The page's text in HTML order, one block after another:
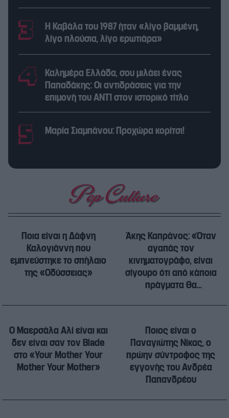
Η Καβάλα του 1987 ήταν «λίγο βαμμένη,
λίγο πλούσια, λίγο ερωτιάρα»
Καλημέρα Ελλάδα, σου μιλάει ένας
Παπαδάκης: Οι αντιδράσεις για την
επιμονή του ΑΝΤ1 στον ιστορικό τίτλο
Μαρία Σιαμπάνου: Προχώρα κορίτσι!
Ποια είναι η Δάφνη
Καλογιάννη που
εμπνεύστηκε το σπήλαιο
της «Οδύσσειας»
Άκης Καπράνος: «Όταν
αγαπάς τον
κινηματογράφο, είναι
σίγουρο ότι από κάποια
πράγματα θα
Ο Μαερσάλα Αλί είναι και
δεν είναι σαν τον Blade
στο «Your Mother Your
Mother Your Mother»
Ποιος είναι ο
Παναγιώτης Νίκας, ο
πρώην σύντροφος της
εγγονής του Ανδρέα
Παπανδρέου